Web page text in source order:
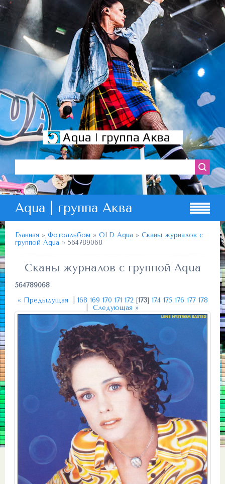
Aqua | группа Аква
Aqua | группа Аква
Главная » Фотоальбом » OLD Aqua » Сканы журналов с
группой Aqua » 564789068
Сканы журналов с группой Aqua
564789068
« Предыдущая
168 169 170 171 172[173] 174 175 176 177 178
Следующая »